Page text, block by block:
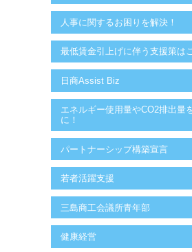
人事に関するお困りを解決！
最低賃金引上げに伴う支援策は
日商Assist Biz
エネルギー使用量やCO2排出量
に！
パートナーシップ構築宣言
若者活躍支援
三島商工会議所青年部
健康経営